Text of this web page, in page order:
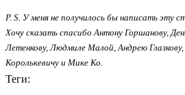
P. S. У меня не получилось бы написать эту
Хочу сказать спасибо Антону Горшанову,
Летенкову, Людмиле Малой, Андрею
Королькевичу и Мике Ко.
Теги: